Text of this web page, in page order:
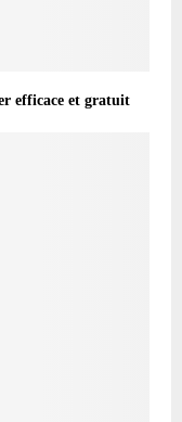
efficace et gratuit